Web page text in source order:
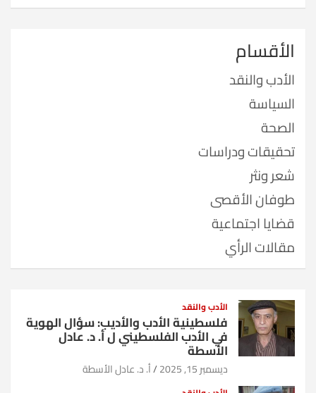
الأقسام
الأدب والنقد
السياسة
الصحة
تحقيقات ودراسات
شعر ونثر
طوفان الأقصى
قضايا اجتماعية
مقالات الرأي
الأدب والنقد
فلسطينية الأدب والأديب: سؤال الهوية
في الأدب الفلسطيني ل أ. د. عادل
الأسطة
ديسمبر 15, 2025 أ. د. عادل الأسطة